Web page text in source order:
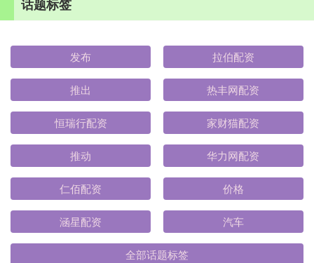
话题标签
发布 拉伯配资
推出 热丰网配资
恒瑞行配资 家财猫配资
推动 华力网配资
仁佰配资 价格
涵星配资 汽车
全部话题标签